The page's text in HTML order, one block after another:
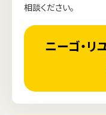
相談ください。
ニーゴ・リ